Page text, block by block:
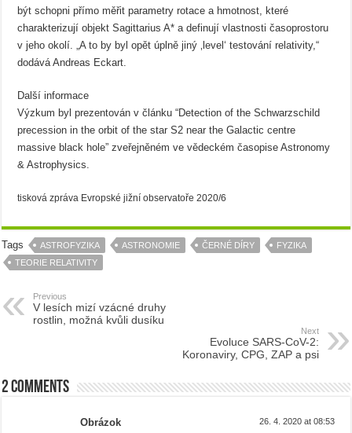
být schopni přímo měřit parametry rotace a hmotnost, které
charakterizují objekt Sagittarius A* a definují vlastnosti časoprostoru
v jeho okolí. „A to by byl opět úplně jiný ‚level‘ testování relativity,“
dodává Andreas Eckart.
Další informace
Výzkum byl prezentován v článku “Detection of the Schwarzschild
precession in the orbit of the star S2 near the Galactic centre
massive black hole” zveřejněném ve vědeckém časopise Astronomy
& Astrophysics.
tisková zpráva Evropské jižní observatoře 2020/6
Tags ASTROFYZIKA ASTRONOMIE ČERNÉ DÍRY
FYZIKA
TEORIE RELATIVITY
Previous
V lesích mizí vzácné druhy
rostlin, možná kvůli dusíku
Next
Evoluce SARS-CoV-2:
Koronaviry, CPG, ZAP a psi
2 comments
Obrázok 26. 4. 2020 at 08:53